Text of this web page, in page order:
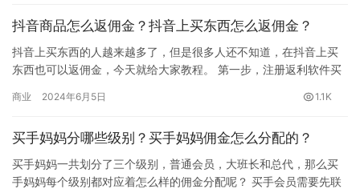
最近很多宝妈交流群里都在讨论类似的问题。与其只教你怎么省
钱，不如先帮…
抖音商品怎么返佣金？抖音上买东西怎么返佣金？
抖音上买东西的人越来越多了，但是很多人还不知道，在抖音上买
东西也可以返佣金，今天就给大家教程。 第一步，注册返利软件买
即…
商业 2024年6月5日 1.1K
买手妈妈分哪些级别？买手妈妈佣金怎么分配的？
买手妈妈一共划分了三个级别，普通会员，大班长和总代，那么买
手妈妈每个级别都对应着怎么样的佣金分配呢？ 买手会员需要先联